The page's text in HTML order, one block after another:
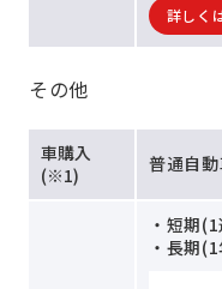
詳しく
その他
車購入
(※1)
普通自
・短期
・長期